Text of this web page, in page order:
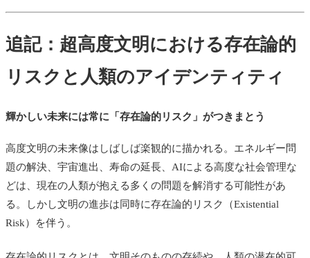
追記：超高度文明における存在論的
リスクと人類のアイデンティティ
輝かしい未来には常に「存在論的リスク」がつきまとう
高度文明の未来像はしばしば楽観的に描かれる。エネルギー問
題の解決、宇宙進出、寿命の延長、AIによる高度な社会管理な
どは、現在の人類が抱える多くの問題を解消する可能性があ
る。しかし文明の進歩は同時に存在論的リスク（Existential
Risk）を伴う。